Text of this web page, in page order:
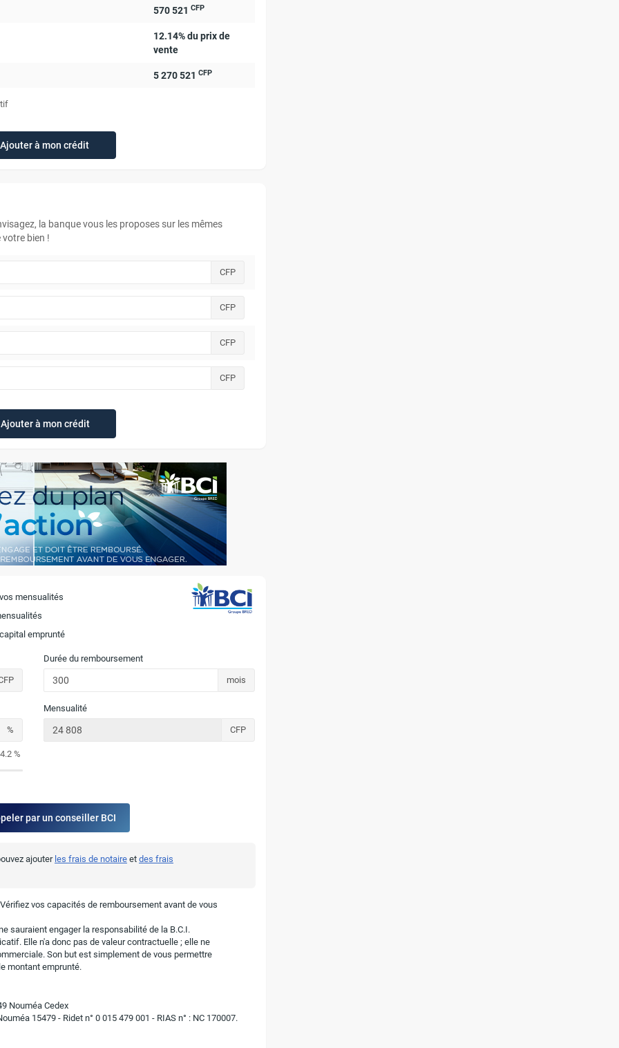
570 521 CFP
12.14% du prix de
vente
5 270 521 CFP
Ajouter à mon crédit
la banque vous les proposes sur les mêmes
bien !
CFP
CFP
CFP
CFP
Ajouter à mon crédit
mensualités
emprunté
%
4.2 %
Durée du remboursement
mois
Mensualité
CFP
par un conseiller BCI
ajouter les frais de notaire et des frais
vos capacités de remboursement avant de vous
sauraient engager la responsabilité de la B.C.I.
Elle n'a donc pas de valeur contractuelle ; elle ne
Son but est simplement de vous permettre
montant emprunté.
Nouméa Cedex
15479 - Ridet n° 0 015 479 001 - RIAS n° : NC 170007.